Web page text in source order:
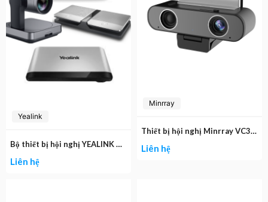
Yealink
Bộ thiết bị hội nghị YEALINK VC880-008-II
Liên hệ
Minrray
Thiết bị hội nghị Minrray VC300 Mini Video Bar
Liên hệ